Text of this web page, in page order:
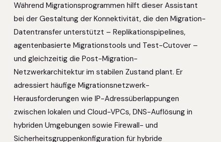
Während Migrationsprogrammen hilft dieser Assistant
bei der Gestaltung der Konnektivität, die den Migration-
Datentransfer unterstützt – Replikationspipelines,
agentenbasierte Migrationstools und Test-Cutover –
und gleichzeitig die Post-Migration-
Netzwerkarchitektur im stabilen Zustand plant. Er
adressiert häufige Migrationsnetzwerk-
Herausforderungen wie IP-Adressüberlappungen
zwischen lokalen und Cloud-VPCs, DNS-Auflösung in
hybriden Umgebungen sowie Firewall- und
Sicherheitsgruppenkonfiguration für hybride